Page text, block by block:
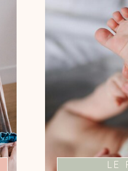
Je vous
connexion
LA
LE